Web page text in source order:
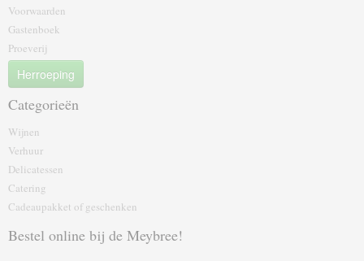
Voorwaarden
Gastenboek
Proeverij
Herroeping
Categorieën
Wijnen
Verhuur
Delicatessen
Catering
Cadeaupakket of geschenk‎en
Bestel online bij de Meybree!